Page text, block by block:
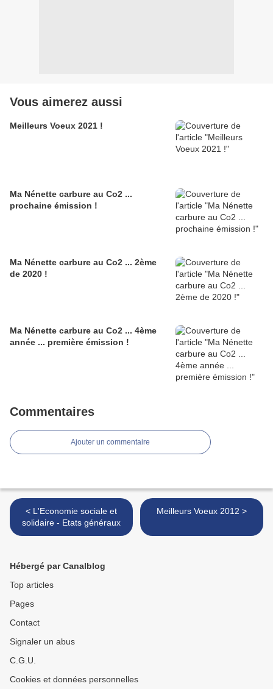
Vous aimerez aussi
Meilleurs Voeux 2021 !
Ma Nénette carbure au Co2 ...
prochaine émission !
Ma Nénette carbure au Co2 ... 2ème
de 2020 !
Ma Nénette carbure au Co2 ... 4ème
année ... première émission !
Commentaires
Ajouter un commentaire
< L'Economie sociale et
solidaire - Etats généraux
Meilleurs Voeux 2012 >
Hébergé par Canalblog
Top articles
Pages
Contact
Signaler un abus
C.G.U.
Cookies et données personnelles